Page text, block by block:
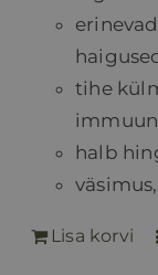
tihe
halb
Lisa korvi